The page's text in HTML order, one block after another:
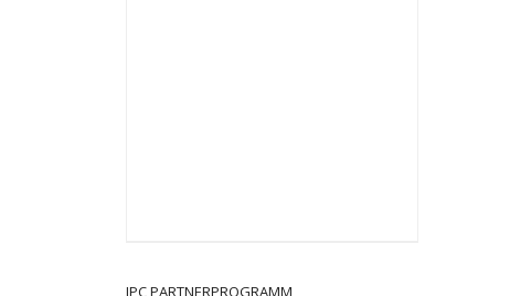
JPC PARTNERPROGRAMM